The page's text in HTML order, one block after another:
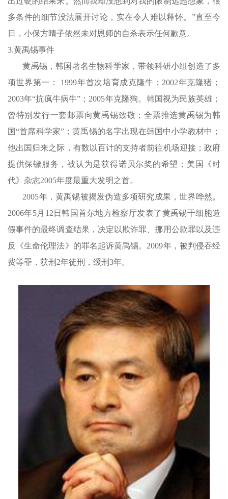
多条件的细节没法展开讨论，实在令人难以释怀。”直至今
日，小保方晴子依然未对恩师的自杀表示任何歉意。
3.黄禹锡事件
黄禹锡，韩国著名生物科学家，带领科研小组创造了多
项世界第一： 1999年首次培育成克隆牛；2002年克隆猪；
2003年“抗疯牛病牛”；2005年克隆狗。韩国视为民族英雄；
曾特别发行一套邮票向黄禹锡致敬；全票推选黄禹锡为韩
国“首席科学家”；黄禹锡的名字出现在韩国中小学教材中；
他出国归来之际，有数以百计的支持者前往机场迎接；政府
提供保镖服务，被认为是获得诺贝尔奖的希望；美国《时
代》杂志2005年度最重大发明之首。
2005年，黄禹锡被揭发伪造多项研究成果，世界哗然。
2006年5月12日韩国首尔地方检察厅发表了黄禹锡干细胞造
假事件的最终调查结果，决定以欺诈罪、挪用公款罪以及违
反《生命伦理法》的罪名起诉黄禹锡。2009年，被判侵吞经
费等罪，获刑2年徒刑，缓刑3年。